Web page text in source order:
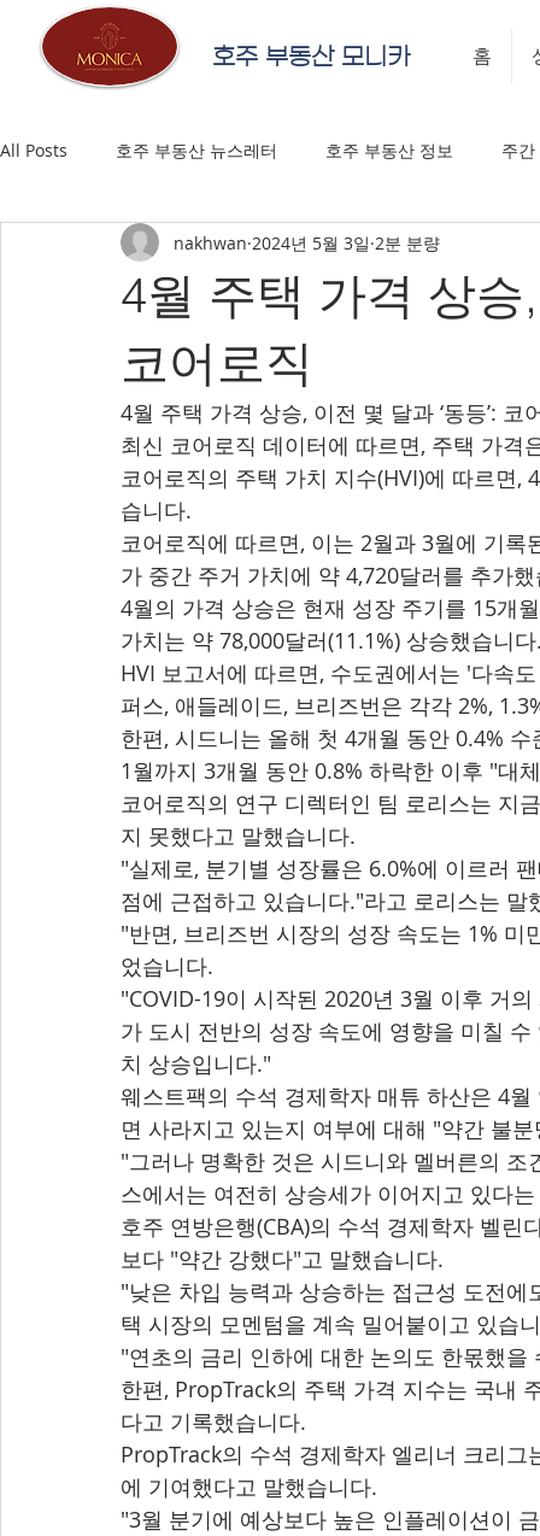
호주 부동산 모니카 홈
All Posts 호주 부동산 뉴스레터 호주 부동산 정보 주
4월 주택 가격 상승
코어로직
nakhwan 2024년 5월 3일 2분 분량
4월 주택 가격 상승, 이전 몇 달과 ‘동등’: 코
최신 코어로직 데이터에 따르면, 주택 가격
코어로직의 주택 가치 지수(HVI)에 따르면,
습니다.
코어로직에 따르면, 이는 2월과 3월에 기
가 중간 주거 가치에 약 4,720달러를 추가
4월의 가격 상승은 현재 성장 주기를 15개
가치는 약 78,000달러(11.1%) 상승했습니
HVI 보고서에 따르면, 수도권에서는 '다속
퍼스, 애들레이드, 브리즈번은 각각 2%,
한편, 시드니는 올해 첫 4개월 동안 0.4%
1월까지 3개월 동안 0.8% 하락한 이후 "대
코어로직의 연구 디렉터인 팀 로리스는 지
지 못했다고 말했습니다.
"실제로, 분기별 성장률은 6.0%에 이르러
점에 근접하고 있습니다."라고 로리스는 말
"반면, 브리즈번 시장의 성장 속도는 1%
었습니다.
"COVID-19이 시작된 2020년 3월 이후 거
가 도시 전반의 성장 속도에 영향을 미칠
치 상승입니다."
웨스트팩의 수석 경제학자 매튜 하산은 4
면 사라지고 있는지 여부에 대해 "약간 불
"그러나 명확한 것은 시드니와 멜버른의
스에서는 여전히 상승세가 이어지고 있다
호주 연방은행(CBA)의 수석 경제학자 벨
보다 "약간 강했다"고 말했습니다.
"낮은 차입 능력과 상승하는 접근성 도전
택 시장의 모멘텀을 계속 밀어붙이고 있습
"연초의 금리 인하에 대한 논의도 한몫했을
한편, PropTrack의 주택 가격 지수는 국내
다고 기록했습니다.
PropTrack의 수석 경제학자 엘리너 크리
에 기여했다고 말했습니다.
"3월 분기에 예상보다 높은 인플레이션이